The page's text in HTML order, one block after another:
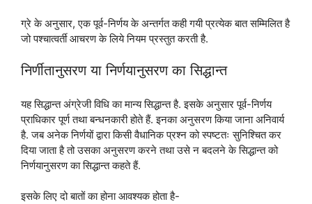
ग्रे के अनुसार, एक पूर्व-निर्णय के अन्तर्गत कही गयी प्रत्येक बात सम्मिलित है
जो पश्चात्वर्ती आचरण के लिये नियम प्रस्तुत करती है.
निर्णीतानुसरण या निर्णयानुसरण का सिद्धान्त
यह सिद्धान्त अंग्रेजी विधि का मान्य सिद्धान्त है. इसके अनुसार पूर्व-निर्णय
प्राधिकार पूर्ण तथा बन्धनकारी होते हैं. इनका अनुसरण किया जाना अनिवार्य
है. जब अनेक निर्णयों द्वारा किसी वैधानिक प्रश्न को स्पष्टतः सुनिश्चित कर
दिया जाता है तो उसका अनुसरण करने तथा उसे न बदलने के सिद्धान्त को
निर्णयानुसरण का सिद्धान्त कहते हैं.
इसके लिए दो बातों का होना आवश्यक होता है-